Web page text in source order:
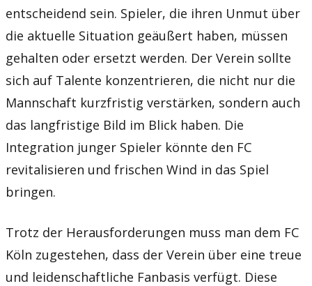
entscheidend sein. Spieler, die ihren Unmut über
die aktuelle Situation geäußert haben, müssen
gehalten oder ersetzt werden. Der Verein sollte
sich auf Talente konzentrieren, die nicht nur die
Mannschaft kurzfristig verstärken, sondern auch
das langfristige Bild im Blick haben. Die
Integration junger Spieler könnte den FC
revitalisieren und frischen Wind in das Spiel
bringen.
Trotz der Herausforderungen muss man dem FC
Köln zugestehen, dass der Verein über eine treue
und leidenschaftliche Fanbasis verfügt. Diese